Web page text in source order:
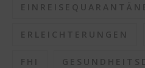
ERLEICHTERUNGEN
FHI